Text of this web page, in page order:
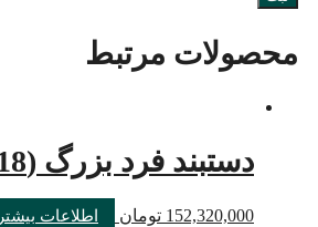
محصولات مرتبط
دستبند فرد بزرگ (CH118)
152,320,000 تومان اطلاعات بیشتر